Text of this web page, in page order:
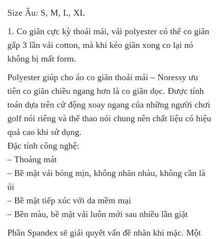
Size Âu: S, M, L, XL
1. Co giãn cực kỳ thoải mái, vải polyester có thể co giãn
gấp 3 lần vải cotton, mà khi kéo giãn xong co lại nó
không bị mất form.
Polyester giúp cho áo co giãn thoải mái – Noressy ưu
tiên co giãn chiều ngang hơn là co giãn dọc. Được tính
toán dựa trên cử động xoay ngang của những người chơi
golf nói riêng và thể thao nói chung nên chất liệu có hiệu
quả cao khi sử dụng.
Đặc tính công nghệ:
– Thoáng mát
– Bề mặt vải bóng mịn, không nhăn nhàu, không cần là
ủi
– Bề mặt tiếp xúc với da mềm mại
– Bền màu, bề mặt vải luôn mới sau nhiều lần giặt
Phần Spandex sẽ giải quyết vấn đề nhăn khi mặc. Một